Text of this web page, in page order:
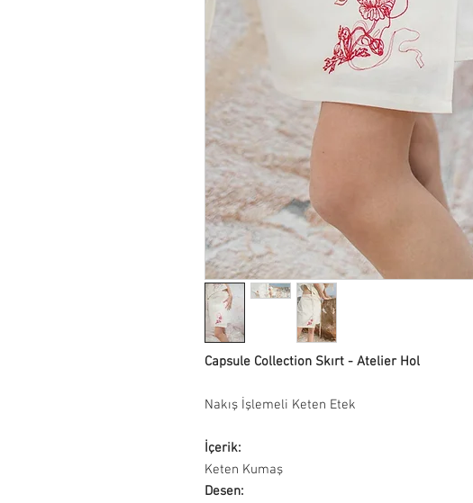
Capsule Collection Skırt - Atelier Hol
Nakış İşlemeli Keten Etek
İçerik:
Keten Kumaş
Desen: